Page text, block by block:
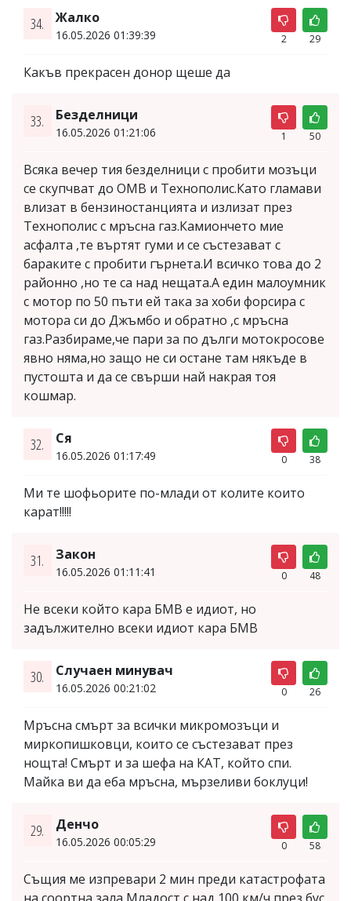
34. Жалко
16.05.2026 01:39:39 2 29
Какъв прекрасен донор щеше да
33. Безделници
16.05.2026 01:21:06 1 50
Всяка вечер тия безделници с пробити мозъци
се скупчват до ОМВ и Технополис.Като гламави
влизат в бензиностанцията и излизат през
Технополис с мръсна газ.Камиончето мие
асфалта ,те въртят гуми и се състезават с
бараките с пробити гърнета.И всичко това до 2
районно ,но те са над нещата.А един малоумник
с мотор по 50 пъти ей така за хоби форсира с
мотора си до Джъмбо и обратно ,с мръсна
газ.Разбираме,че пари за по дълги мотокросове
явно няма,но защо не си остане там някъде в
пустошта и да се свърши най накрая тоя
кошмар.
32. Ся
16.05.2026 01:17:49 0 38
Ми те шофьорите по-млади от колите които
карат!!!!!
31. Закон
16.05.2026 01:11:41 0 48
Не всеки който кара БМВ е идиот, но
задължително всеки идиот кара БМВ
30. Случаен минувач
16.05.2026 00:21:02 0 26
Мръсна смърт за всички микромозъци и
миркопишковци, които се състезават през
нощта! Смърт и за шефа на КАТ, който спи.
Майка ви да еба мръсна, мързеливи боклуци!
29. Денчо
16.05.2026 00:05:29 0 58
Същия ме изпревари 2 мин преди катастрофата
на соортна зала Младост с над 100 км/ч през бус